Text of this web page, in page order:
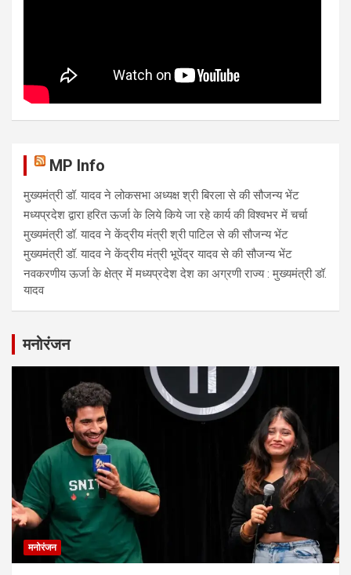
MP Info
मुख्यमंत्री डॉ. यादव ने लोकसभा अध्यक्ष श्री बिरला से की सौजन्य भेंट
मध्यप्रदेश द्वारा हरित ऊर्जा के लिये किये जा रहे कार्य की विश्वभर में चर्चा
मुख्यमंत्री डॉ. यादव ने केंद्रीय मंत्री श्री पाटिल से की सौजन्य भेंट
मुख्यमंत्री डॉ. यादव ने केंद्रीय मंत्री भूपेंद्र यादव से की सौजन्य भेंट
नवकरणीय ऊर्जा के क्षेत्र में मध्यप्रदेश देश का अग्रणी राज्य : मुख्यमंत्री डॉ.
यादव
मनोरंजन
मनोरंजन